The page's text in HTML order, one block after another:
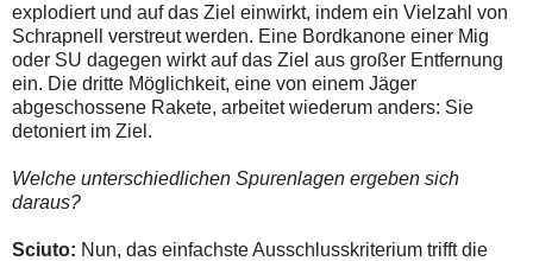
explodiert und auf das Ziel einwirkt, indem ein Vielzahl von
Schrapnell verstreut werden. Eine Bordkanone einer Mig
oder SU dagegen wirkt auf das Ziel aus großer Entfernung
ein. Die dritte Möglichkeit, eine von einem Jäger
abgeschossene Rakete, arbeitet wiederum anders: Sie
detoniert im Ziel.
Welche unterschiedlichen Spurenlagen ergeben sich
daraus?
Sciuto: Nun, das einfachste Ausschlusskriterium trifft die